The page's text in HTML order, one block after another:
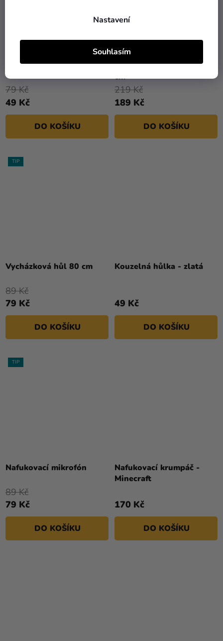
Nastavení
Souhlasím
Pirátská šavle 45 cm
49 Kč
79 Kč
DO KOŠÍKU
Nafukovací mikrofón 112
cm
189 Kč
219 Kč
DO KOŠÍKU
TIP
Vycházková hůl 80 cm
79 Kč
89 Kč
DO KOŠÍKU
Kouzelná hůlka - zlatá
49 Kč
DO KOŠÍKU
TIP
Nafukovací mikrofón
hodnocení
5
hvězdiček.
79 Kč
89 Kč
DO KOŠÍKU
Nafukovací krumpáč -
Minecraft
170 Kč
DO KOŠÍKU